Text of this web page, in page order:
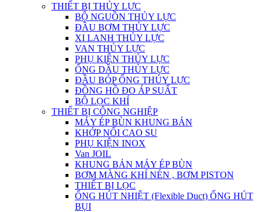
THIẾT BỊ THỦY LỰC
BỘ NGUỒN THỦY LỰC
ĐẦU BƠM THỦY LỰC
XI LANH THỦY LỰC
VAN THỦY LỰC
PHỤ KIỆN THỦY LỰC
ỐNG DẦU THỦY LỰC
ĐẦU BÓP ỐNG THỦY LỰC
ĐỒNG HỒ ĐO ÁP SUẤT
BỘ LỌC KHÍ
THIẾT BỊ CÔNG NGHIỆP
MÁY ÉP BÙN KHUNG BẢN
KHỚP NỐI CAO SU
PHỤ KIỆN INOX
Van JOIL
KHUNG BẢN MÁY ÉP BÙN
BƠM MÀNG KHÍ NÉN , BƠM PISTON
THIẾT BỊ LỌC
ỐNG HÚT NHIỆT (Flexible Duct) ỐNG HÚT
BỤI